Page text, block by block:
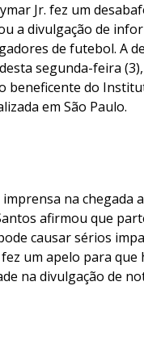
Jr. fez um
a divulgação de
de futebol. A
segunda-feira
beneficente do
em São Paulo.
na chegada
afirmou que
causar sérios
um apelo para que
na divulgação de